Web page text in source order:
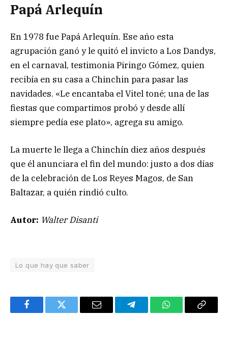
Papá Arlequín
En 1978 fue Papá Arlequín. Ese año esta
agrupación ganó y le quitó el invicto a Los Dandys,
en el carnaval, testimonia Piringo Gómez, quien
recibía en su casa a Chinchin para pasar las
navidades. «Le encantaba el Vitel toné; una de las
fiestas que compartimos probó y desde allí
siempre pedía ese plato», agrega su amigo.
La muerte le llega a Chinchín diez años después
que él anunciara el fin del mundo: justo a dos días
de la celebración de Los Reyes Magos, de San
Baltazar, a quién rindió culto.
Autor: Walter Disanti
Lo que hay que saber
FacebookTwitter Email TelegramWhatsAppCopy